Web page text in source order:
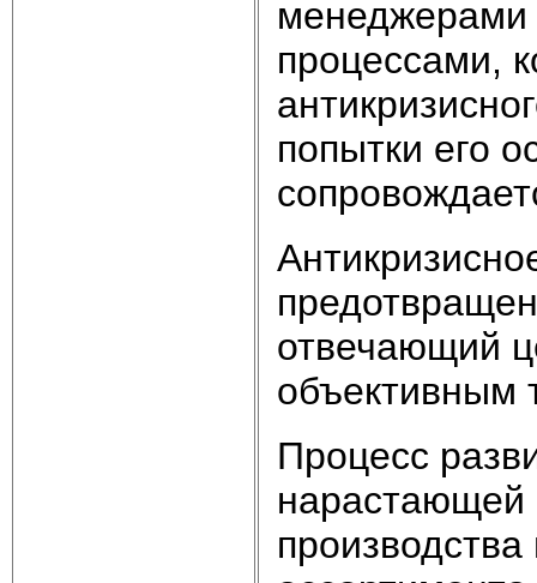
процессами,
попытки его
отвечающий
объективным
Процесс
нарастающей